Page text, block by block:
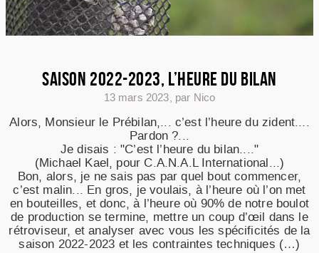
SAISON 2022-2023, L’HEURE DU BILAN
13 mars 2023, par Nico
Alors, Monsieur le Prébilan,... c’est l’heure du zident....
Pardon ?...
Je disais : "C’est l’heure du bilan...."
(Michael Kael, pour C.A.N.A.L International...)
Bon, alors, je ne sais pas par quel bout commencer,
c’est malin... En gros, je voulais, à l’heure où l’on met
en bouteilles, et donc, à l’heure où 90% de notre boulot
de production se termine, mettre un coup d’œil dans le
rétroviseur, et analyser avec vous les spécificités de la
saison 2022-2023 et les contraintes techniques (…)